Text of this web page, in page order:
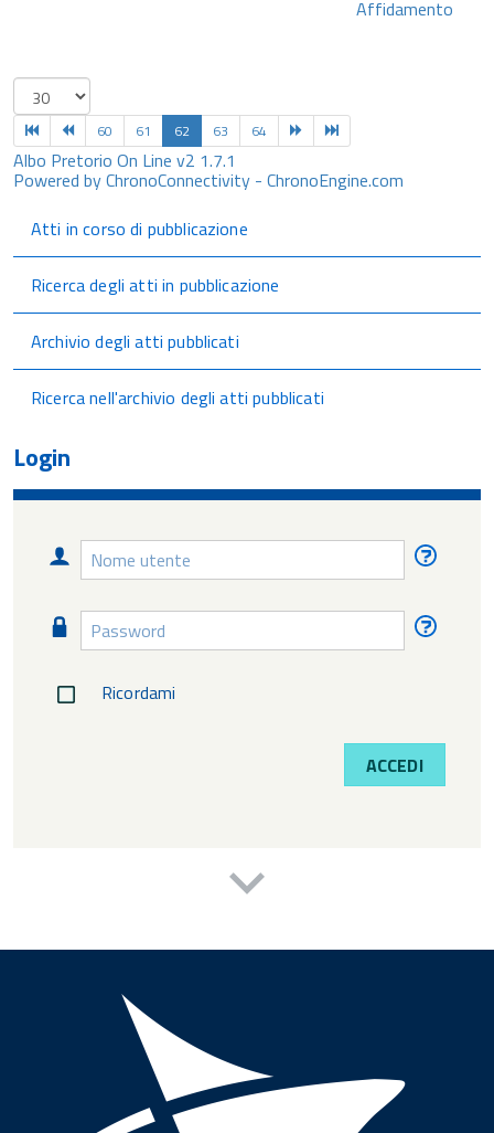
Affidamento
60 61 62 63 64
Albo Pretorio On Line v2 1.7.1
Powered by ChronoConnectivity - ChronoEngine.com
Atti in corso di pubblicazione
Ricerca degli atti in pubblicazione
Archivio degli atti pubblicati
Ricerca nell'archivio degli atti pubblicati
Login
Nome
utente
Password
Ricordami
ACCEDI